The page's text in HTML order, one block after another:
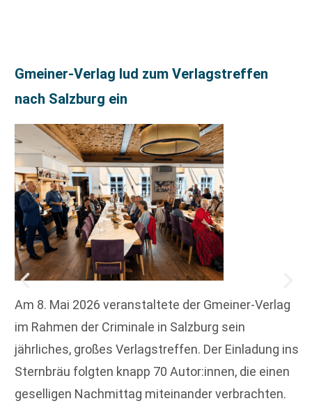
Gmeiner-Verlag lud zum Verlagstreffen
nach Salzburg ein
Am 8. Mai 2026 veranstaltete der Gmeiner-Verlag
im Rahmen der Criminale in Salzburg sein
jährliches, großes Verlagstreffen. Der Einladung ins
Sternbräu folgten knapp 70 Autor:innen, die einen
geselligen Nachmittag miteinander verbrachten.